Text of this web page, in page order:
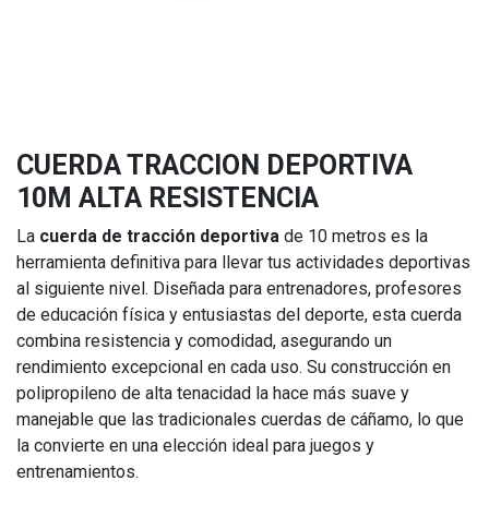
CUERDA TRACCION DEPORTIVA
10M ALTA RESISTENCIA
La cuerda de tracción deportiva de 10 metros es la
herramienta definitiva para llevar tus actividades deportivas
al siguiente nivel. Diseñada para entrenadores, profesores
de educación física y entusiastas del deporte, esta cuerda
combina resistencia y comodidad, asegurando un
rendimiento excepcional en cada uso. Su construcción en
polipropileno de alta tenacidad la hace más suave y
manejable que las tradicionales cuerdas de cáñamo, lo que
la convierte en una elección ideal para juegos y
entrenamientos.